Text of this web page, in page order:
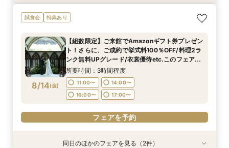
8/13(木)
【組数限定】ご来館でAmazonギフト券プレゼン
ト！さらに、ご成約で挙式料100％OFF/料理2ラ
定の特典付リニューアル記念フェア◎
所要時間：3時間程度
11:00〜
14:00〜
16:00〜
17:00〜
フェアを予約
8/13(木)
【少人数*おもてなし重視の方*必見】八坂の塔に
誓う挙式×実際のご婚礼料理ハーフコース試食で
所要時間：3時間程度
11:00〜
14:00〜
16:00〜
17:00〜
フェアを予約
試食会 特典あり
8/14(金)
【組数限定】ご来館でAmazonギフト券プレゼン
ト！さらに、ご成約で挙式料100％OFF/料理2ラ
ンク無料UPグレード/衣裳優待etc.このフェア限
定の特典付リニューアル記念フェア◎
所要時間：3時間程度
11:00〜
14:00〜
16:00〜
17:00〜
フェアを予約
特典あり
特典あり同日のほかのフェアを見る（2件）